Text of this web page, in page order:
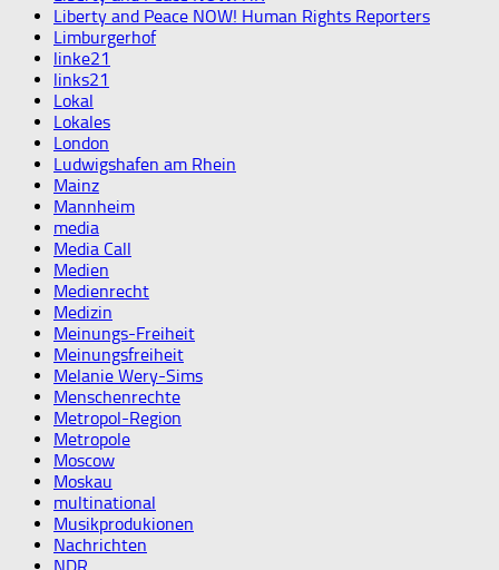
Liberty and Peace NOW! Human Rights Reporters
Limburgerhof
linke21
links21
Lokal
Lokales
London
Ludwigshafen am Rhein
Mainz
Mannheim
media
Media Call
Medien
Medienrecht
Medizin
Meinungs-Freiheit
Meinungsfreiheit
Melanie Wery-Sims
Menschenrechte
Metropol-Region
Metropole
Moscow
Moskau
multinational
Musikprodukionen
Nachrichten